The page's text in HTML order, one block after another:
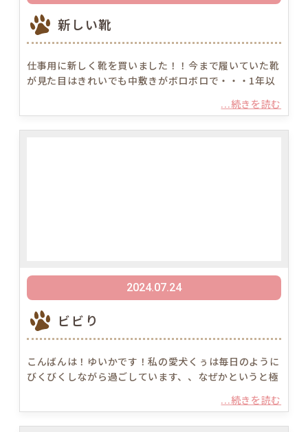
新しい靴
仕事用に新しく靴を買いました！！今まで履いていた靴
が見た目はきれいでも中敷きがボロボロで・・・1年以
...続きを読む
2024.07.24
ビビり
こんばんは！ゆいかです！私の愛犬くぅは毎日のように
びくびくしながら過ごしています、、なぜかというと極
...続きを読む